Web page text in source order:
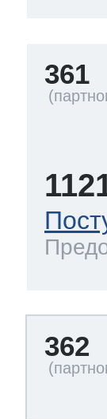
361
362